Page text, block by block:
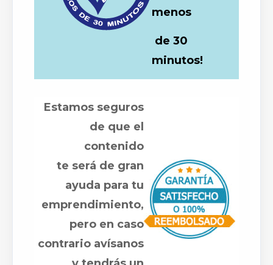
menos
de 30
minutos!
Estamos seguros
de que el
contenido
te será de gran
ayuda para tu
emprendimiento,
pero en caso
contrario avísanos